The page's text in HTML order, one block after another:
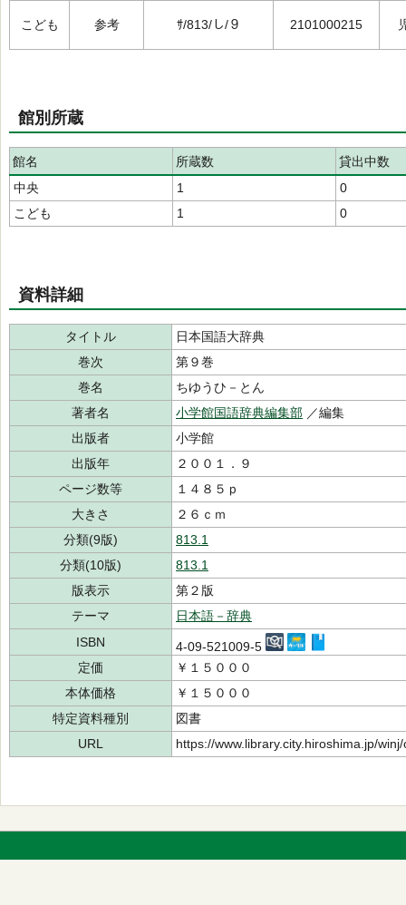
こども 参考 ｻ/813/し/９ 2101000215
館別所蔵
館名 所蔵数
貸出中数
中央
1
0
こども
1 0
資料詳細
タイトル
日本国語大辞典
巻次
第９巻
巻名
ちゆうひ－とん
著者名
小学館国語辞典編集部 ／編集
出版者
小学館
出版年
２００１．９
ページ数等
１４８５ｐ
大きさ
２６ｃｍ
分類(9版)
813.1
分類(10版)
813.1
版表示
第２版
テーマ
日本語－辞典
ISBN
4-09-521009-5
定価
￥１５０００
本体価格
￥１５０００
特定資料種別
図書
URL
https://www.library.city.hiroshima.jp/